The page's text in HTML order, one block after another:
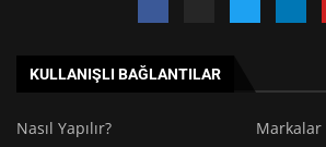
KULLANIŞLI BAĞLANTILAR
Nasıl Yapılır?
Markalar